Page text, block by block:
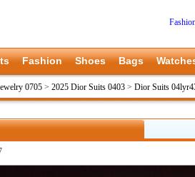
Fashion Shoes Bags
0705 > 2025 Dior Suits 0403 > Dior Suits